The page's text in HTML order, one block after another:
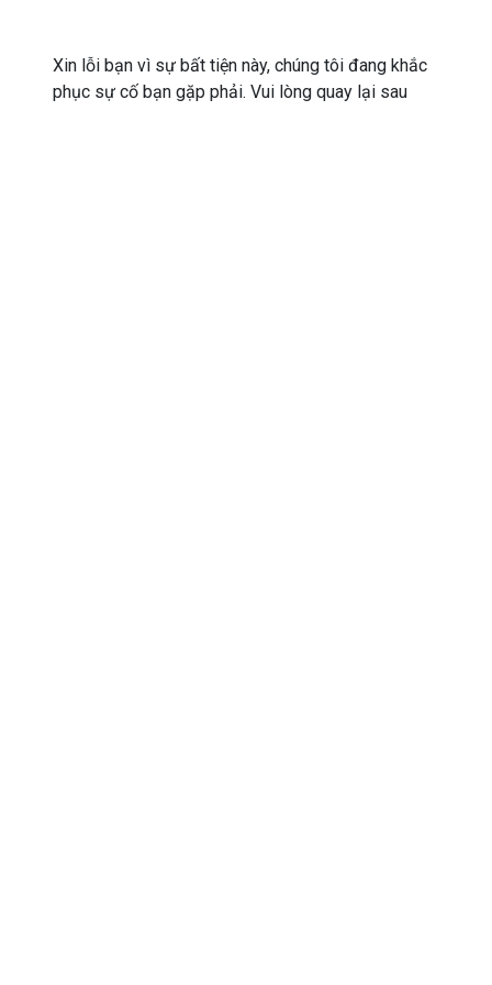
Xin lỗi bạn vì sự bất tiện này, chúng tôi đang khắc
phục sự cố bạn gặp phải. Vui lòng quay lại sau